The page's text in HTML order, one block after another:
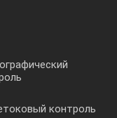
контроль